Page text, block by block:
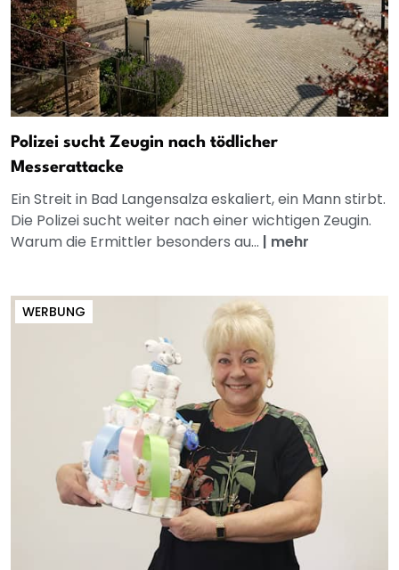
Polizei sucht Zeugin nach tödlicher
Messerattacke
Ein Streit in Bad Langensalza eskaliert, ein Mann stirbt.
Die Polizei sucht weiter nach einer wichtigen Zeugin.
Warum die Ermittler besonders au... | mehr
WERBUNG